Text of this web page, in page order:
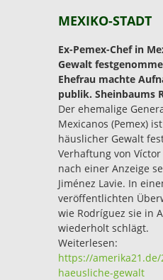
MEXIKO-STADT
Ex-Pemex-Chef in
Gewalt
Ehefrau machte
publik. Sheinbaums
Der ehemalige
Mexicanos (Pemex)
häuslicher Gewalt
Verhaftung von
nach einer Anzeige
Jiménez Lavie. In
veröffentlichten
wie Rodríguez sie in
wiederholt schlägt.
Weiterlesen:
https://
haeusliche-gewalt